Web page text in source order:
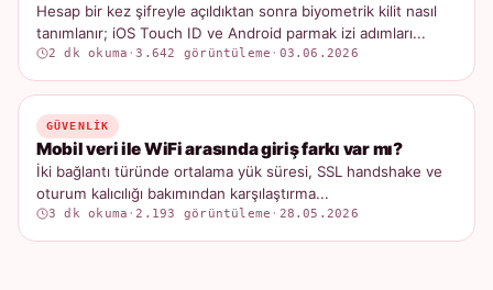
Hesap bir kez şifreyle açıldıktan sonra biyometrik kilit nasıl
tanımlanır; iOS Touch ID ve Android parmak izi adımları...
2 dk okuma ·3.642 görüntüleme · 03.06.2026
GÜVENLIK
Mobil veri ile WiFi arasında giriş farkı var mı?
İki bağlantı türünde ortalama yük süresi, SSL handshake ve
oturum kalıcılığı bakımından karşılaştırma...
3 dk okuma ·2.193 görüntüleme · 28.05.2026